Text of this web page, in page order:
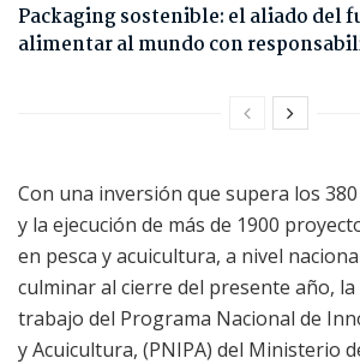
Packaging sostenible: el aliado del
alimentar al mundo con
Con una inversión que supera los
y la ejecución de más de 1900
en pesca y acuicultura, a nivel
culminar al cierre del presente año,
trabajo del Programa Nacional de
y Acuicultura, (PNIPA) del Ministerio